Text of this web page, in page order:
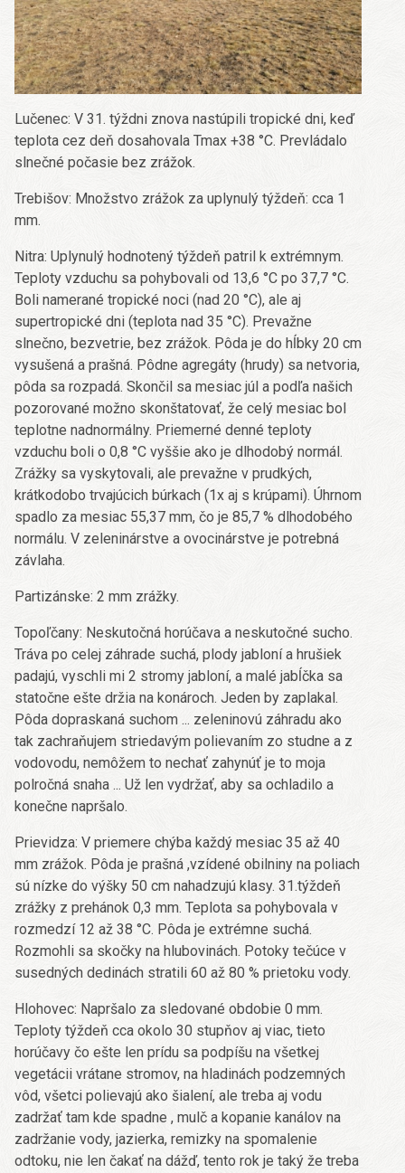
Lučenec: V 31. týždni znova nastúpili tropické dni, keď
teplota cez deň dosahovala Tmax +38 °C. Prevládalo
slnečné počasie bez zrážok.
Trebišov: Množstvo zrážok za uplynulý týždeň: cca 1
mm.
Nitra: Uplynulý hodnotený týždeň patril k extrémnym.
Teploty vzduchu sa pohybovali od 13,6 °C po 37,7 °C.
Boli namerané tropické noci (nad 20 °C), ale aj
supertropické dni (teplota nad 35 °C). Prevažne
slnečno, bezvetrie, bez zrážok. Pôda je do hĺbky 20 cm
vysušená a prašná. Pôdne agregáty (hrudy) sa netvoria,
pôda sa rozpadá. Skončil sa mesiac júl a podľa našich
pozorované možno skonštatovať, že celý mesiac bol
teplotne nadnormálny. Priemerné denné teploty
vzduchu boli o 0,8 °C vyššie ako je dlhodobý normál.
Zrážky sa vyskytovali, ale prevažne v prudkých,
krátkodobo trvajúcich búrkach (1x aj s krúpami). Úhrnom
spadlo za mesiac 55,37 mm, čo je 85,7 % dlhodobého
normálu. V zeleninárstve a ovocinárstve je potrebná
závlaha.
Partizánske: 2 mm zrážky.
Topoľčany: Neskutočná horúčava a neskutočné sucho.
Tráva po celej záhrade suchá, plody jabloní a hrušiek
padajú, vyschli mi 2 stromy jabloní, a malé jabĺčka sa
statočne ešte držia na konároch. Jeden by zaplakal.
Pôda dopraskaná suchom ... zeleninovú záhradu ako
tak zachraňujem striedavým polievaním zo studne a z
vodovodu, nemôžem to nechať zahynúť je to moja
polročná snaha ... Už len vydržať, aby sa ochladilo a
konečne napršalo.
Prievidza: V priemere chýba každý mesiac 35 až 40
mm zrážok. Pôda je prašná ,vzídené obilniny na poliach
sú nízke do výšky 50 cm nahadzujú klasy. 31.týždeň
zrážky z prehánok 0,3 mm. Teplota sa pohybovala v
rozmedzí 12 až 38 °C. Pôda je extrémne suchá.
Rozmohli sa skočky na hlubovinách. Potoky tečúce v
susedných dedinách stratili 60 až 80 % prietoku vody.
Hlohovec: Napršalo za sledované obdobie 0 mm.
Teploty týždeň cca okolo 30 stupňov aj viac, tieto
horúčavy čo ešte len prídu sa podpíšu na všetkej
vegetácii vrátane stromov, na hladinách podzemných
vôd, všetci polievajú ako šialení, ale treba aj vodu
zadržať tam kde spadne , mulč a kopanie kanálov na
zadržanie vody, jazierka, remizky na spomalenie
odtoku, nie len čakať na dážď, tento rok je taký že treba